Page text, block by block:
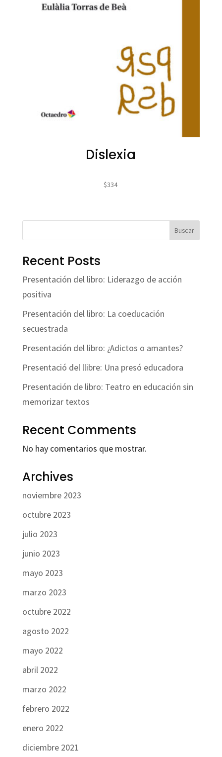
Dislexia
$334
Buscar
Recent Posts
Presentación del libro: Liderazgo de acción
positiva
Presentación del libro: La coeducación
secuestrada
Presentación del libro: ¿Adictos o amantes?
Presentació del llibre: Una presó educadora
Presentación de libro: Teatro en educación sin
memorizar textos
Recent Comments
No hay comentarios que mostrar.
Archives
noviembre 2023
octubre 2023
julio 2023
junio 2023
mayo 2023
marzo 2023
octubre 2022
agosto 2022
mayo 2022
abril 2022
marzo 2022
febrero 2022
enero 2022
diciembre 2021